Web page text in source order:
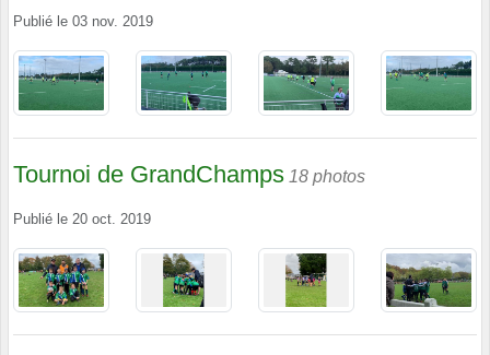
Publié le 03 nov. 2019
Tournoi de GrandChamps 18 photos
Publié le 20 oct. 2019